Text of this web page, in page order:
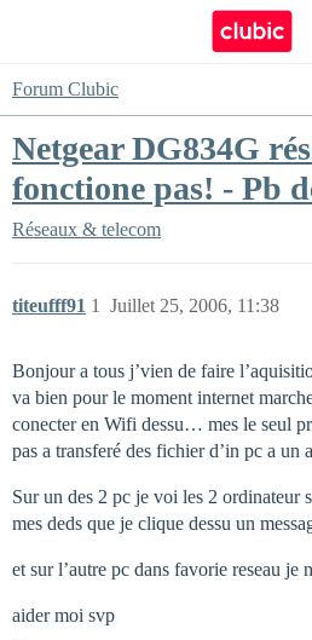
Forum Clubic
Netgear DG834G
fonctione pas! - Pb
Réseaux & telecom
titeufff91 Juillet 25, 2006, 11:38
1
Bonjour a tous j’vien de faire
va bien pour le moment internet
conecter en Wifi dessu… mes le seul
pas a transferé des fichier d’in pc a un
Sur un des 2 pc je voi les 2 ordinateur
mes deds que je clique dessu un
et sur l’autre pc dans favorie reseau
aider moi svp